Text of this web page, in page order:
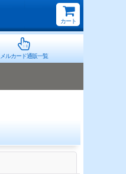
カート
メルカード通販一覧